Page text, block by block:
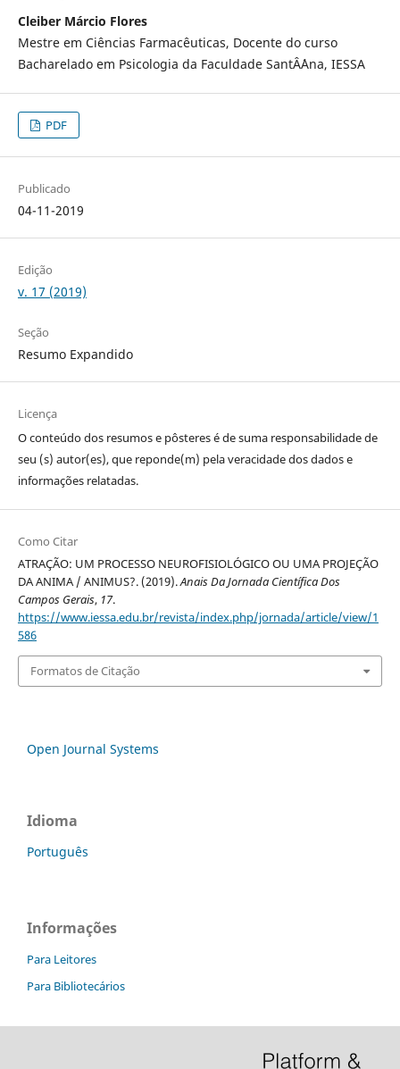
Cleiber Márcio Flores
Mestre em Ciências Farmacêuticas, Docente do curso
Bacharelado em Psicologia da Faculdade SantÂ´Ana, IESSA
PDF
Publicado
04-11-2019
Edição
v. 17 (2019)
Seção
Resumo Expandido
Licença
O conteúdo dos resumos e pôsteres é de suma responsabilidade de
seu (s) autor(es), que reponde(m) pela veracidade dos dados e
informações relatadas.
Como Citar
ATRAÇÃO: UM PROCESSO NEUROFISIOLÓGICO OU UMA PROJEÇÃO
DA ANIMA / ANIMUS?. (2019).Anais Da Jornada Científica Dos
Campos Gerais, 17.
https://www.iessa.edu.br/revista/index.php/jornada/article/view/1
586
Formatos de Citação
Open Journal Systems
Idioma
Português
Informações
Para Leitores
Para Bibliotecários